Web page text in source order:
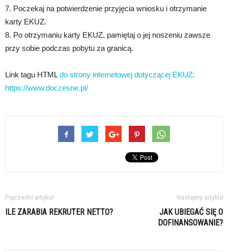
7. Poczekaj na potwierdzenie przyjęcia wniosku i otrzymanie
karty EKUZ.
8. Po otrzymaniu karty EKUZ, pamiętaj o jej noszeniu zawsze
przy sobie podczas pobytu za granicą.
Link tagu HTMLdo strony internetowej dotyczącej EKUZ:
https://www.doczesne.pl/
Poprzedni artykuł
ILE ZARABIA REKRUTER NETTO?
Następny artykuł
JAK UBIEGAĆ SIĘ O
DOFINANSOWANIE?